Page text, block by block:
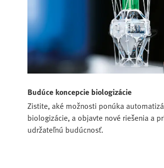
Budúce koncepcie biologizácie
Zistite, aké možnosti ponúka
biologizácie, a objavte nové riešenia a
udržateľnú budúcnosť.